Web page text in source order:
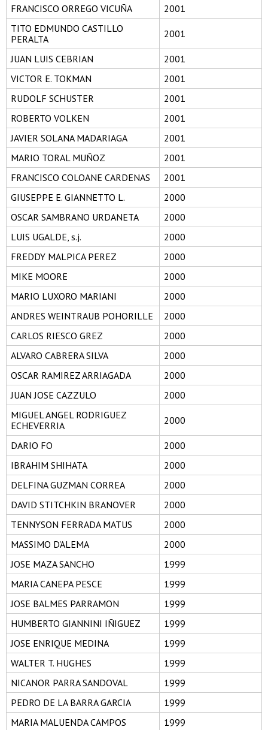
FRANCISCO ORREGO VICUÑA
2001
TITO EDMUNDO CASTILLO
PERALTA
2001
JUAN LUIS CEBRIAN
2001
VICTOR E. TOKMAN
2001
RUDOLF SCHUSTER
2001
ROBERTO VOLKEN
2001
JAVIER SOLANA MADARIAGA
2001
MARIO TORAL MUÑOZ
2001
FRANCISCO COLOANE CARDENAS
2001
GIUSEPPE E. GIANNETTO L.
2000
OSCAR SAMBRANO URDANETA
2000
LUIS UGALDE, s.j.
2000
FREDDY MALPICA PEREZ
2000
MIKE MOORE
2000
MARIO LUXORO MARIANI
2000
ANDRES WEINTRAUB POHORILLE
2000
CARLOS RIESCO GREZ
2000
ALVARO CABRERA SILVA
2000
OSCAR RAMIREZ ARRIAGADA
2000
JUAN JOSE CAZZULO
2000
MIGUEL ANGEL RODRIGUEZ
ECHEVERRIA
2000
DARIO FO
2000
IBRAHIM SHIHATA
2000
DELFINA GUZMAN CORREA
2000
DAVID STITCHKIN BRANOVER
2000
TENNYSON FERRADA MATUS
2000
MASSIMO D'ALEMA
2000
JOSE MAZA SANCHO
1999
MARIA CANEPA PESCE
1999
JOSE BALMES PARRAMON
1999
HUMBERTO GIANNINI IÑIGUEZ
1999
JOSE ENRIQUE MEDINA
1999
WALTER T. HUGHES
1999
NICANOR PARRA SANDOVAL
1999
PEDRO DE LA BARRA GARCIA
1999
MARIA MALUENDA CAMPOS
1999